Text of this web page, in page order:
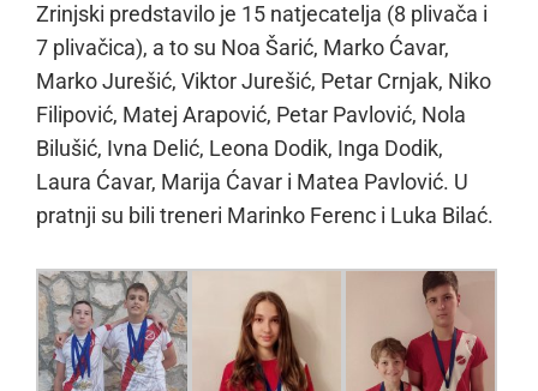
Zrinjski predstavilo je 15 natjecatelja (8 plivača i
7 plivačica), a to su Noa Šarić, Marko Ćavar,
Marko Jurešić, Viktor Jurešić, Petar Crnjak, Niko
Filipović, Matej Arapović, Petar Pavlović, Nola
Bilušić, Ivna Delić, Leona Dodik, Inga Dodik,
Laura Ćavar, Marija Ćavar i Matea Pavlović. U
pratnji su bili treneri Marinko Ferenc i Luka Bilać.